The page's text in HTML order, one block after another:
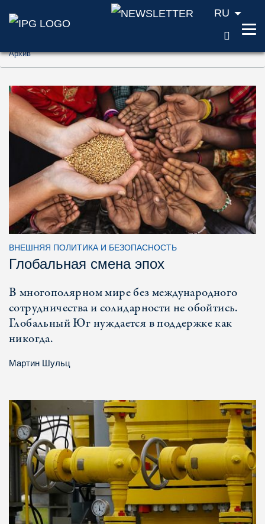
Перейти к содержанию (ключ доступа
Перейти к поиску (ключ доступа '2')
Перейти к навигации (ключ доступа '3')
RU
Архив
ВНЕШНЯЯ ПОЛИТИКА И БЕЗОПАСНОСТЬ
Глобальная смена эпох
В многополярном мире без международного
сотрудничества и солидарности не обойтись.
Глобальный Юг нуждается в поддержке как
никогда.
Мартин Шульц